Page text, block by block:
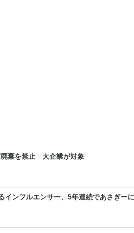
廃棄を禁止 大企業が対象
インフルエンサー、5年連続であさぎー